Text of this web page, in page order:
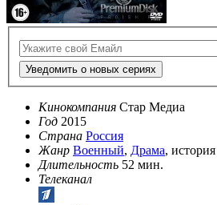
Уведомить о новых сериях
Кинокомпания Стар Медиа
Год 2015
Страна Россия
Жанр Военный, Драма, история
Длительность 52 мин.
Телеканал